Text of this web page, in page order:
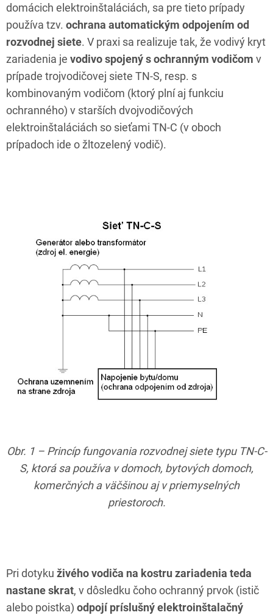
domácich elektroinštaláciách, sa pre tieto prípady
používa tzv. ochrana automatickým odpojením od
rozvodnej siete. V praxi sa realizuje tak, že vodivý kryt
zariadenia je vodivo spojený s ochranným vodičom v
prípade trojvodičovej siete TN-S, resp. s
kombinovaným vodičom (ktorý plní aj funkciu
ochranného) v starších dvojvodičových
elektroinštaláciách so sieťami TN-C (v oboch
prípadoch ide o žltozelený vodič).
Obr. 1 – Princíp fungovania rozvodnej siete typu TN-C-
S, ktorá sa používa v domoch, bytových domoch,
komerčných a väčšinou aj v priemyselných
priestoroch.
Pri dotyku živého vodiča na kostru zariadenia teda
nastane skrat, v dôsledku čoho ochranný prvok (istič
alebo poistka) odpojí príslušný elektroinštalačný